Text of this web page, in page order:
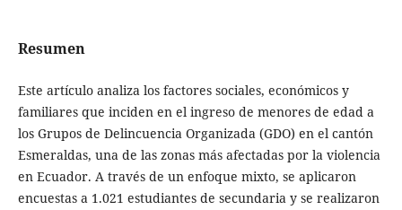
Resumen
Este artículo analiza los factores sociales, económicos y
familiares que inciden en el ingreso de menores de edad a
los Grupos de Delincuencia Organizada (GDO) en el cantón
Esmeraldas, una de las zonas más afectadas por la violencia
en Ecuador. A través de un enfoque mixto, se aplicaron
encuestas a 1.021 estudiantes de secundaria y se realizaron